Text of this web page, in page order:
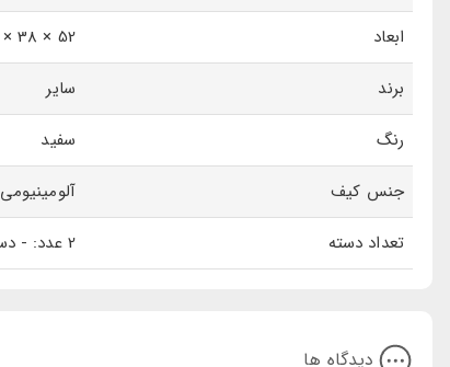
ابعاد
52 × 38 × 22 سانتی‌متر
برند
سایر
رنگ
سفید
جنس کیف
آلومینیومی
تعداد دسته
2 عدد: - دسته کوتاه - دسته چمدانی
دیدگاه ها